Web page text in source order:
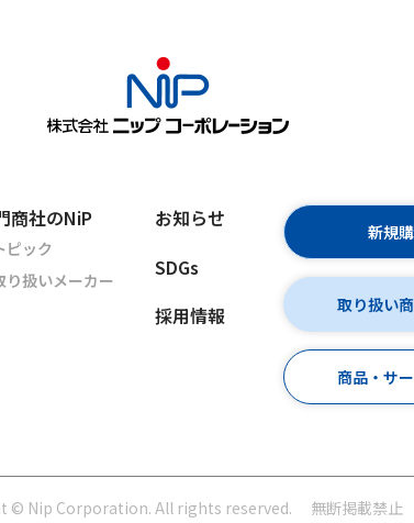
商社のNiP
ピック
り扱いメーカー
お知らせ
SDGs
採用情報
新規
取り扱い
商品・サ
© Nip Corporation. All rights reserved. 無断掲載禁止